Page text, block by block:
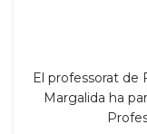
El professorat de
Margalida ha